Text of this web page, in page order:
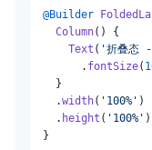
@Builder
Column() {
Text ( '折叠态
        .
fontSize(
    }
    .
width( '100%' )
    .
height ( '100%' )
  }